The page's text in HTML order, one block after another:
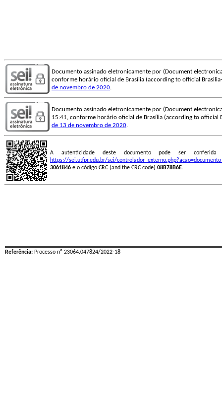
Documento assinado eletronicamente por (Document
conforme horário oficial de Brasília (according to official
de novembro de 2020.
Documento assinado eletronicamente por (Document
15:41, conforme horário oficial de Brasília (according to official
de 13 de novembro de 2020.
A autenticidade deste documento pode ser
https://sei.utfpr.edu.br/sei/
3061846 e o código CRC (and the CRC code) 08B78B6E.
Referência: Processo nº 23064.047824/2022-18